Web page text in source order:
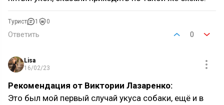
Турист 1 0
Ответить 0
Lisa
16/02/23
Рекомендация от Виктории Лазаренко:
Это был мой первый случай укуса собаки, ещё и в